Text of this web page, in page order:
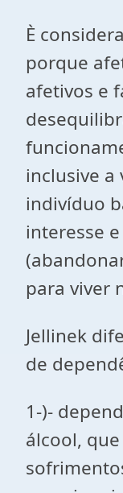
È
porque
afetivos e
inclusive a
indivíduo
interesse
para viver
Jellinek
de
1-)-
álcool,